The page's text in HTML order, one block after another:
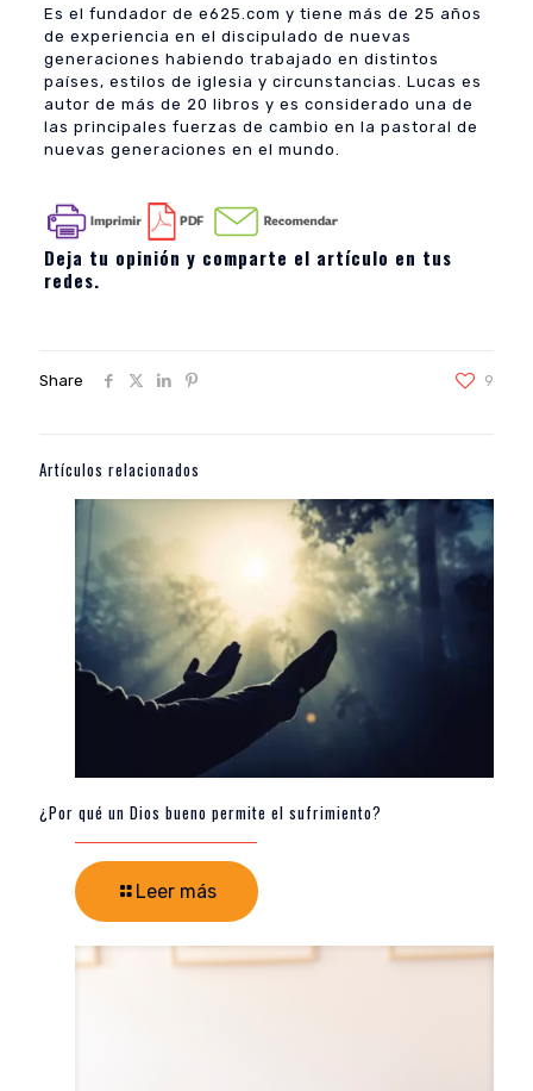
Es el fundador de e625.com y tiene más de 25 años
de experiencia en el discipulado de nuevas
generaciones habiendo trabajado en distintos
países, estilos de iglesia y circunstancias. Lucas es
autor de más de 20 libros y es considerado una de
las principales fuerzas de cambio en la pastoral de
nuevas generaciones en el mundo.
Deja tu opinión y comparte el artículo en tus
redes.
Share 9
Artículos relacionados
¿Por qué un Dios bueno permite el sufrimiento?
Leer más